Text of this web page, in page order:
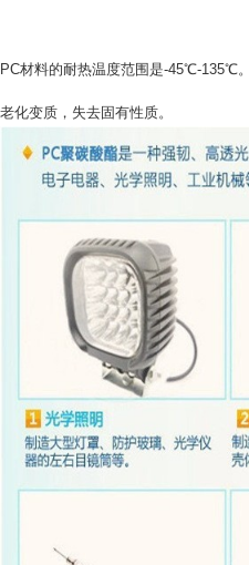
PC材料的耐热温度范围是-45℃-135℃
老化变质，失去固有性质。